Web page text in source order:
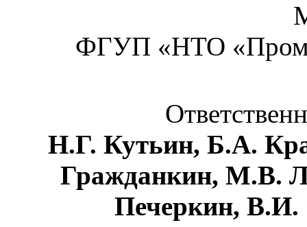
ФГУП «НТО
Н.Г. Кутьин, Б.А.
Гражданкин, М.В.
Печеркин,